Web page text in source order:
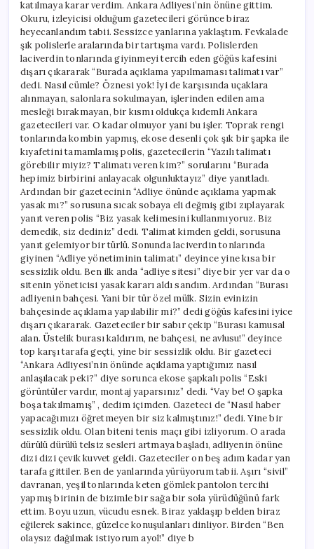
katılmaya karar verdim. Ankara Adliyesi’nin önüne gittim.
Okuru, izleyicisi olduğum gazetecileri görünce biraz
heyecanlandım tabii. Sessizce yanlarına yaklaştım. Fevkalade
şık polislerle aralarında bir tartışma vardı. Polislerden
laciverdin tonlarında giyinmeyi tercih eden göğüs kafesini
dışarı çıkararak “Burada açıklama yapılmaması talimatı var”
dedi. Nasıl cümle? Öznesi yok! İyi de karşısında uçaklara
alınmayan, salonlara sokulmayan, işlerinden edilen ama
mesleği bırakmayan, bir kısmı oldukça kıdemli Ankara
gazetecileri var. O kadar olmuyor yani bu işler. Toprak rengi
tonlarında kombin yapmış, ekose desenli çok şık bir şapka ile
kıyafetini tamamlamış polis, gazetecilerin “Yazılı talimatı
görebilir miyiz? Talimatı veren kim?” sorularını “Burada
hepimiz birbirini anlayacak olgunluktayız” diye yanıtladı.
Ardından bir gazetecinin “Adliye önünde açıklama yapmak
yasak mı?” sorusuna sıcak sobaya eli değmiş gibi zıplayarak
yanıt veren polis “Biz yasak kelimesini kullanmıyoruz. Biz
demedik, siz dediniz” dedi. Talimat kimden geldi, sorusuna
yanıt gelemiyor bir türlü. Sonunda laciverdin tonlarında
giyinen “Adliye yönetiminin talimatı” deyince yine kısa bir
sessizlik oldu. Ben ilk anda “adliye sitesi” diye bir yer var da o
sitenin yöneticisi yasak kararı aldı sandım. Ardından “Burası
adliyenin bahçesi. Yani bir tür özel mülk. Sizin evinizin
bahçesinde açıklama yapılabilir mi?” dedi göğüs kafesini iyice
dışarı çıkararak. Gazeteciler bir sabır çekip “Burası kamusal
alan. Üstelik burası kaldırım, ne bahçesi, ne avlusu!” deyince
top karşı tarafa geçti, yine bir sessizlik oldu. Bir gazeteci
“Ankara Adliyesi’nin önünde açıklama yaptığımız nasıl
anlaşılacak peki?” diye sorunca ekose şapkalı polis “Eski
görüntüler vardır, montaj yaparsınız” dedi. “Vay be! O şapka
boşa takılmamış” , dedim içimden. Gazeteci de “Nasıl haber
yapacağımızı öğretmeyen bir siz kalmıştınız!” dedi. Yine bir
sessizlik oldu. Olan biteni tenis maçı gibi izliyorum. O arada
dürülü dürülü telsiz sesleri artmaya başladı, adliyenin önüne
dizi dizi çevik kuvvet geldi. Gazeteciler on beş adım kadar yan
tarafa gittiler. Ben de yanlarında yürüyorum tabii. Aşırı “sivil”
davranan, yeşil tonlarında keten gömlek pantolon tercihi
yapmış birinin de bizimle bir sağa bir sola yürüdüğünü fark
ettim. Boyu uzun, vücudu esnek. Biraz yaklaşıp belden biraz
eğilerek sakince, güzelce konuşulanları dinliyor. Birden “Ben
olaysız dağılmak istiyorum ayol!” diye b